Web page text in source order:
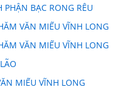
PHẬN BẠC RONG RÊU
VĂN MIẾU VĨNH LONG
VĂN MIẾU VĨNH LONG
MIẾU VĨNH LONG